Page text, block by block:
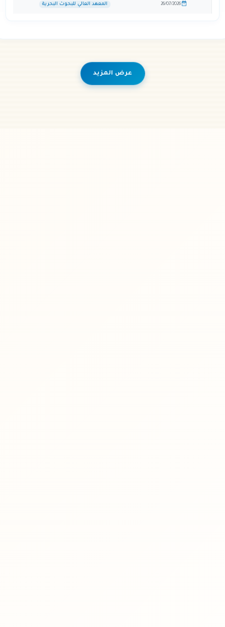
26/07/2026 المعهد العالي للبحوث البحرية
عرض المزيد